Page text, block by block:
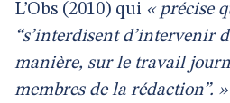
L’Obs (2010) qui « précise
“s’interdisent d’intervenir
manière, sur le travail
membres de la rédaction”. »